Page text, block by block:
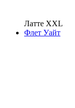
Латте XXL
Флет Уайт